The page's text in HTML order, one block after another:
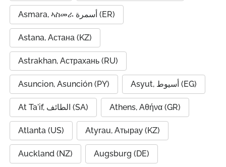
Asmara, ኣስመራ أسمرة (ER)
Astana, Астана (KZ)
Astrakhan, Астрахань (RU)
Asuncion, Asunción (PY) Asyut, أسيوط (EG)
At Ta'if, الطائف (SA) Athens, Αθήνα (GR)
Atlanta (US) Atyrau, Атырау (KZ)
Auckland (NZ) Augsburg (DE)